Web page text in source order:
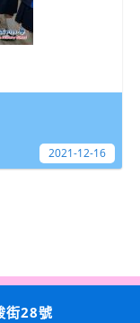
2021-12-16
街28號